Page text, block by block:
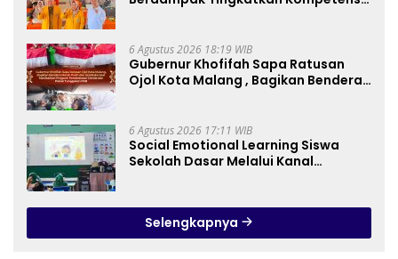
6 Agustus 2026 18:19 WIB
Gubernur Khofifah Sapa Ratusan
Ojol Kota Malang , Bagikan Bendera
Denda dan Pokok Tunggakan PKB
6 Agustus 2026 17:11 WIB
Social Emotional Learning Siswa
Sekolah Dasar Melalui Kanal
Selengkapnya